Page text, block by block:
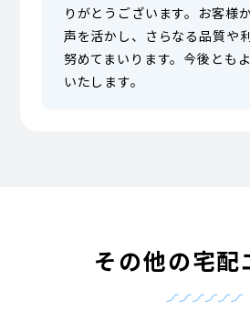
りがとうございます。お客様
声を活かし、さらなる品質や
努めてまいります。今後とも
いたします。
その他の宅配